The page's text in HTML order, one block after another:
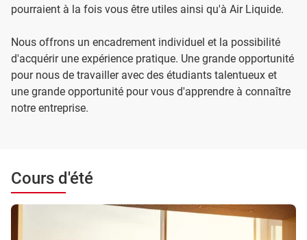
pourraient à la fois vous être utiles ainsi qu'à Air Liquide.
Nous offrons un encadrement individuel et la possibilité
d'acquérir une expérience pratique. Une grande opportunité
pour nous de travailler avec des étudiants talentueux et
une grande opportunité pour vous d'apprendre à connaître
notre entreprise.
Cours d'été